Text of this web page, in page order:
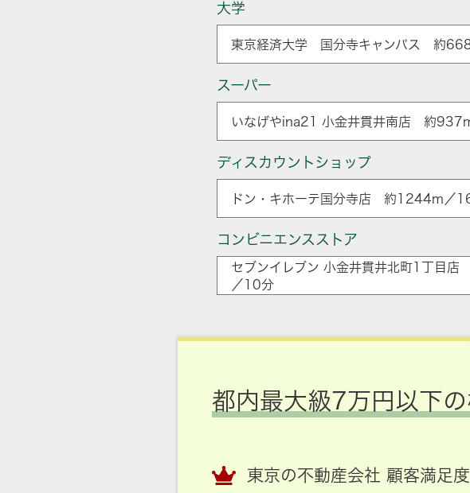
大学
東京経済大学 国分寺キャンパス 約
スーパー
いなげやina21 小金井貫井南店 約
ディスカウントショップ
ドン・キホーテ国分寺店 約1244m／
コンビニエンスストア
セブンイレブン 小金井貫井北町1丁目
／10分
都内最大級7万円以下
東京の不動産会社 顧客満足